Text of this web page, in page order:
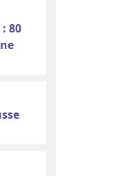
80